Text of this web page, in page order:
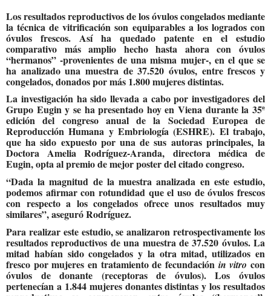
Los resultados reproductivos de los óvulos congelados mediante
la técnica de vitrificación son equiparables a los logrados con
óvulos frescos. Así ha quedado patente en el estudio
comparativo más amplio hecho hasta ahora con óvulos
“hermanos” -provenientes de una misma mujer-, en el que se
ha analizado una muestra de 37.520 óvulos, entre frescos y
congelados, donados por más 1.800 mujeres distintas.
La investigación ha sido llevada a cabo por investigadores del
Grupo Eugin y se ha presentado hoy en Viena durante la 35ª
edición del congreso anual de la Sociedad Europea de
Reproducción Humana y Embriología (ESHRE). El trabajo,
que ha sido expuesto por una de sus autoras principales, la
Doctora Amelia Rodríguez-Aranda, directora médica de
Eugin, opta al premio de mejor poster del citado congreso.
“Dada la magnitud de la muestra analizada en este estudio,
podemos afirmar con rotundidad que el uso de óvulos frescos
con respecto a los congelados ofrece unos resultados muy
similares”, aseguró Rodríguez.
Para realizar este estudio, se analizaron retrospectivamente los
resultados reproductivos de una muestra de 37.520 óvulos. La
mitad habían sido congelados y la otra mitad, utilizados en
fresco por mujeres en tratamiento de fecundación in vitro con
óvulos de donante (receptoras de óvulos). Los óvulos
pertenecían a 1.844 mujeres donantes distintas y los resultados